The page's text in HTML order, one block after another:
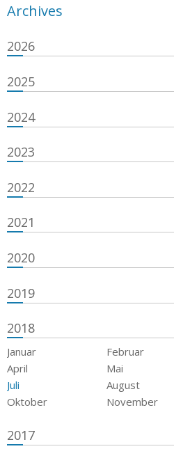
Archives
2026
2025
2024
2023
2022
2021
2020
2019
2018
Januar Februar
April
Mai
Juli
August
Oktober
November
2017